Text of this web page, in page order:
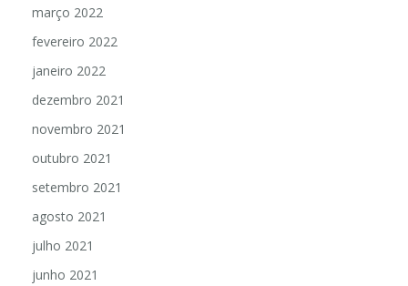
março 2022
fevereiro 2022
janeiro 2022
dezembro 2021
novembro 2021
outubro 2021
setembro 2021
agosto 2021
julho 2021
junho 2021